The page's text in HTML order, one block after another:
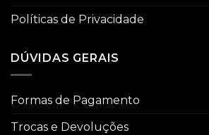
Políticas de Privacidade
DÚVIDAS GERAIS
Formas de Pagamento
Trocas e Devoluções